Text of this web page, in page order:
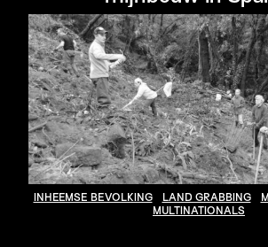
INHEEMSE BEVOLKING LAND GRABBING
MULTINATIONALS